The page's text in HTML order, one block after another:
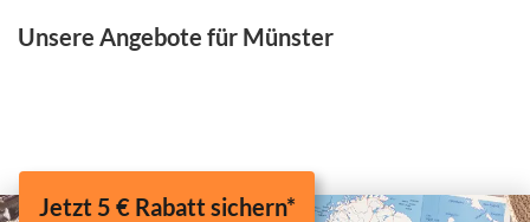
Unsere Angebote für Münster
Jetzt 5 € Rabatt sichern*